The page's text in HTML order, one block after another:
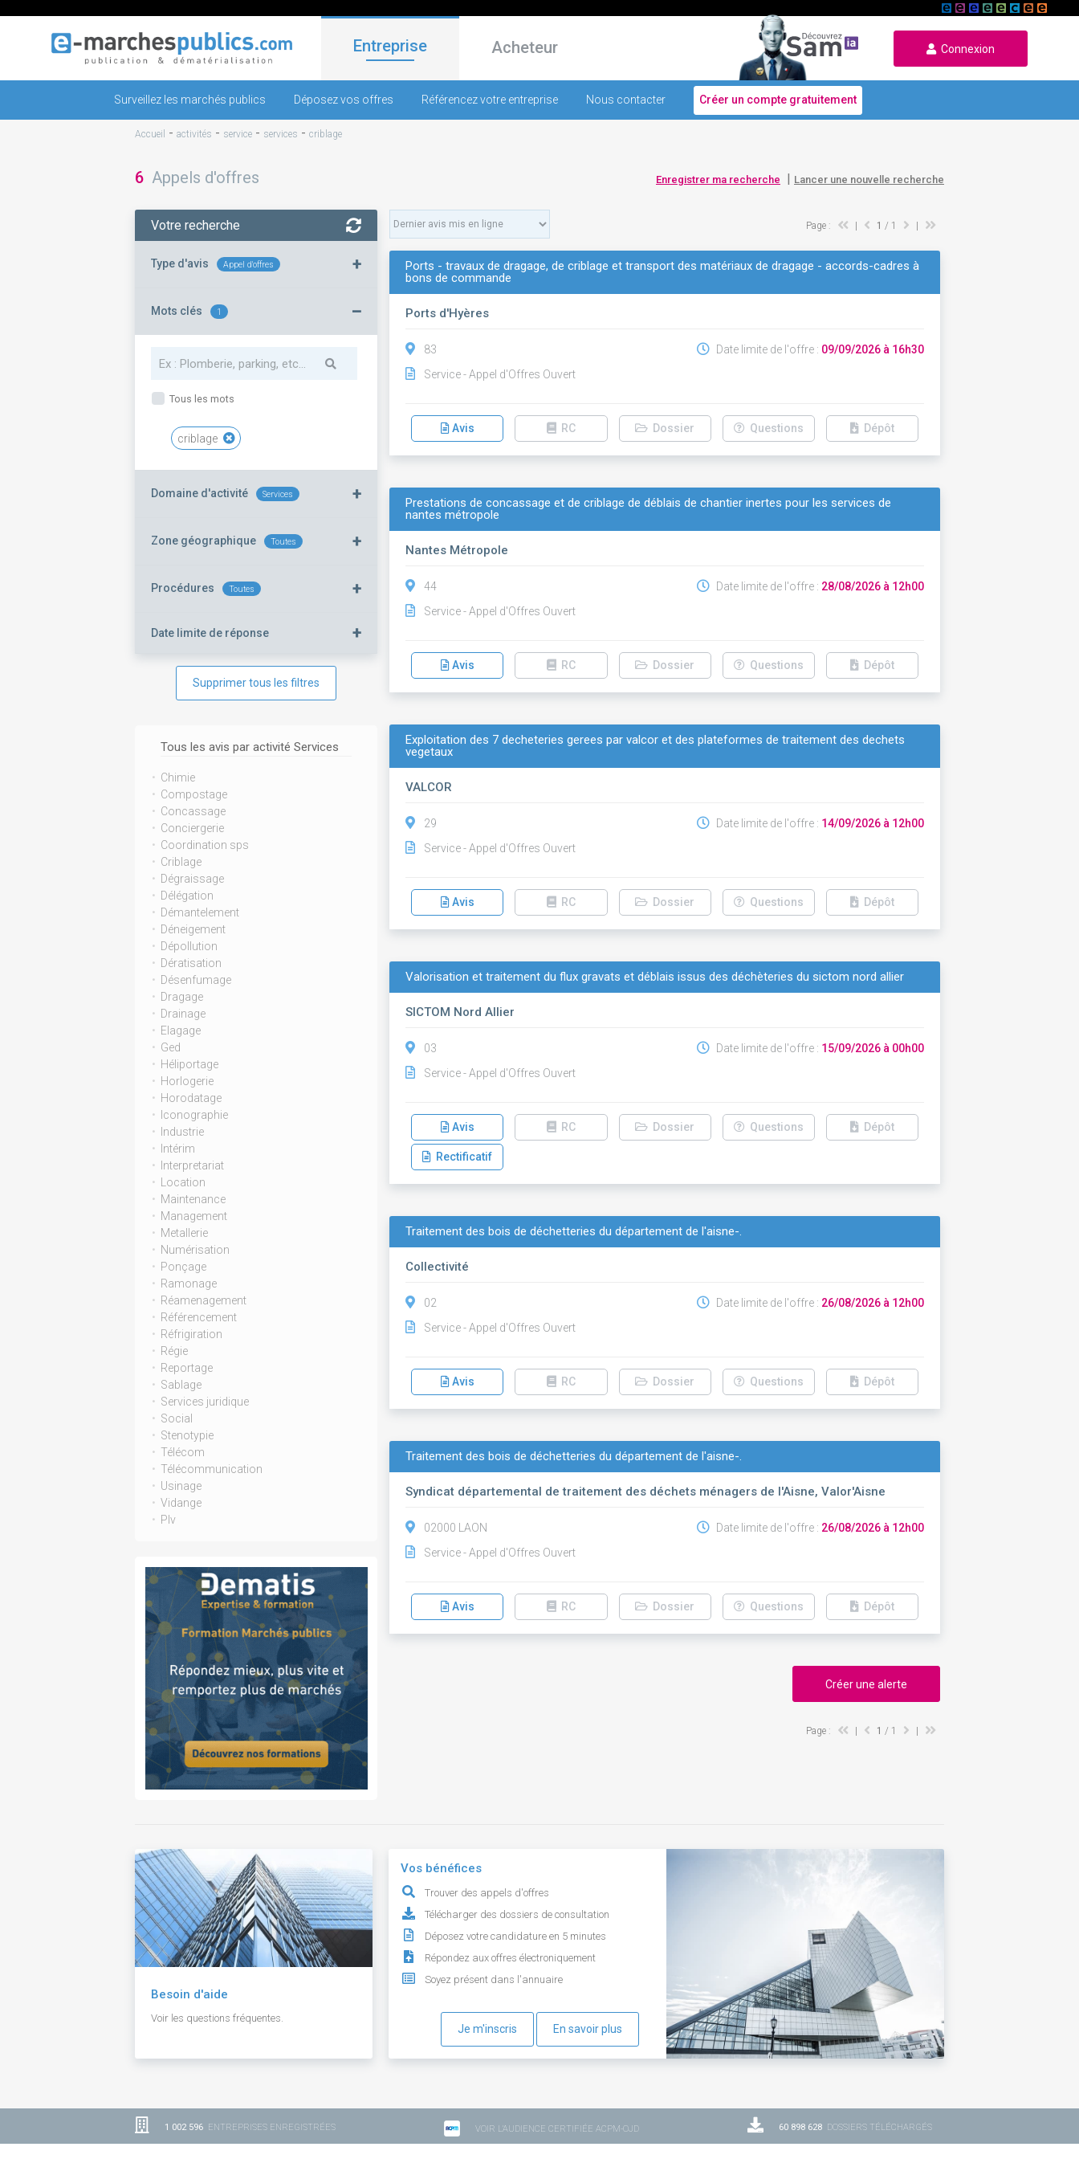
Entreprise Acheteur Connexion
Surveillez les marchés publics Déposez vos offres Référencez votre entreprise Nous contacter Créer un compte gratuitement
Accueil - activités - service - services - criblage
6 Appels d'offres Enregistrer ma recherche | Lancer une nouvelle recherche
Votre recherche
Type d'avis Appel d'offres +
Mots clés 1 –
Tous les mots
criblage
Domaine d'activité Services +
Zone géographique Toutes +
Procédures Toutes +
Date limite de réponse +
Supprimer tous les filtres
Tous les avis par activité Services
Chimie
Compostage
Concassage
Conciergerie
Coordination sps
Criblage
Dégraissage
Délégation
Démantelement
Déneigement
Dépollution
Dératisation
Désenfumage
Dragage
Drainage
Elagage
Ged
Héliportage
Horlogerie
Horodatage
Iconographie
Industrie
Intérim
Interpretariat
Location
Maintenance
Management
Metallerie
Numérisation
Ponçage
Ramonage
Réamenagement
Référencement
Réfrigiration
Régie
Reportage
Sablage
Services juridique
Social
Stenotypie
Télécom
Télécommunication
Usinage
Vidange
Plv
Page : 1 / 1
Ports - travaux de dragage, de criblage et transport des matériaux de dragage - accords-cadres à
bons de commande
Ports d'Hyères
83
Service - Appel d'Offres Ouvert
Date limite de l'offre : 09/09/2026 à 16h30
Avis RC Dossier Questions Dépôt
Prestations de concassage et de criblage de déblais de chantier inertes pour les services de
nantes métropole
Nantes Métropole
44
Service - Appel d'Offres Ouvert
Date limite de l'offre : 28/08/2026 à 12h00
Avis RC Dossier Questions Dépôt
Exploitation des 7 decheteries gerees par valcor et des plateformes de traitement des dechets
vegetaux
VALCOR
29
Service - Appel d'Offres Ouvert
Date limite de l'offre : 14/09/2026 à 12h00
Avis RC Dossier Questions Dépôt
Valorisation et traitement du flux gravats et déblais issus des déchèteries du sictom nord allier
SICTOM Nord Allier
03
Service - Appel d'Offres Ouvert
Date limite de l'offre : 15/09/2026 à 00h00
Avis RC Dossier Questions Dépôt
Rectificatif
Traitement des bois de déchetteries du département de l'aisne-.
Collectivité
02
Service - Appel d'Offres Ouvert
Date limite de l'offre : 26/08/2026 à 12h00
Avis RC Dossier Questions Dépôt
Traitement des bois de déchetteries du département de l'aisne-.
Syndicat départemental de traitement des déchets ménagers de l'Aisne, Valor'Aisne
02000 LAON
Service - Appel d'Offres Ouvert
Date limite de l'offre : 26/08/2026 à 12h00
Avis RC Dossier Questions Dépôt
Créer une alerte
Page : 1 / 1
Besoin d'aide
Voir les questions fréquentes.
Vos bénéfices
Trouver des appels d'offres
Télécharger des dossiers de consultation
Déposez votre candidature en 5 minutes
Répondez aux offres électroniquement
Soyez présent dans l'annuaire
Je m'inscris En savoir plus
1 002 596 ENTREPRISES ENREGISTRÉES VOIR L'AUDIENCE CERTIFIÉE ACPM-OJD 60 898 628 DOSSIERS TÉLÉCHARGÉS